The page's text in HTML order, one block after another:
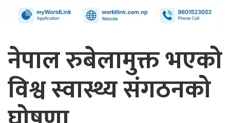
नेपाल रुबेलामुक्त भएको
विश्व स्वास्थ्य संगठनको